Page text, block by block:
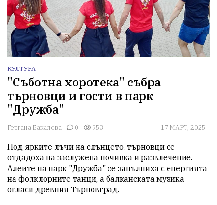
КУЛТУРА
"Съботна хоротека" събра
търновци и гости в парк
"Дружба"
Гергана Бакалова 0 953 17 МАРТ, 2025
Под ярките лъчи на слънцето, търновци се
отдадоха на заслужена почивка и развлечение.
Алеите на парк "Дружба" се запълниха с енергията
на фолклорните танци, а балканската музика
огласи древния Търновград.